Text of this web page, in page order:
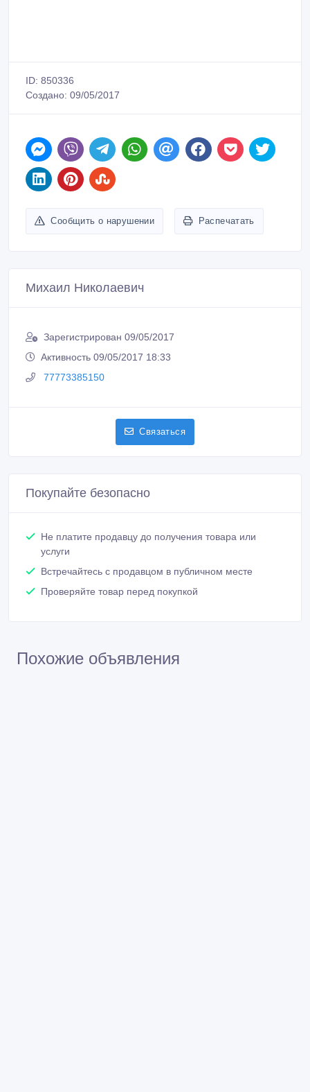
ID: 850336
Создано: 09/05/2017
Сообщить о нарушении Распечатать
Михаил Николаевич
Зарегистрирован 09/05/2017
Активность 09/05/2017 18:33
77773385150
Связаться
Покупайте безопасно
Не платите продавцу до получения товара или
услуги
Встречайтесь с продавцом в публичном месте
Проверяйте товар перед покупкой
Похожие объявления